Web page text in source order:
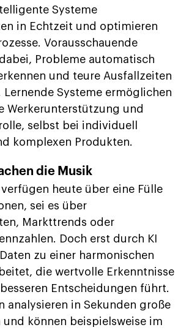
Systeme
in Echtzeit und optimieren
Vorausschauende
Probleme automatisch
und teure Ausfallzeiten
Lernende Systeme ermöglichen
Werkerunterstützung und
selbst bei individuell
komplexen Produkten.
die Musik
heute über eine Fülle
sei es über
Markttrends oder
Doch erst durch KI
zu einer harmonischen
die wertvolle Erkenntnisse
Entscheidungen führt.
analysieren in Sekunden große
und können beispielsweise im